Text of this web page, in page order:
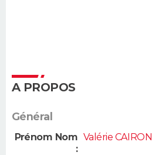
A PROPOS
Général
Prénom Nom
:
Valérie CAIRON